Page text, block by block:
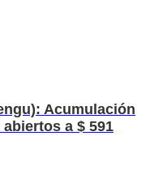
Acumulación
a $ 591